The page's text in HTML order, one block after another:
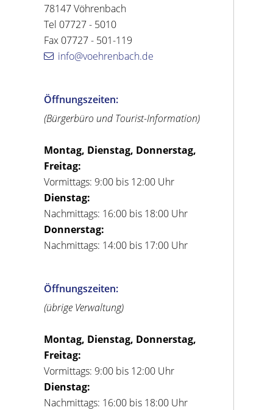
78147 Vöhrenbach
Tel 07727 - 5010
Fax 07727 - 501-119
info@voehrenbach.de
Öffnungszeiten:
(Bürgerbüro und Tourist-Information)
Montag, Dienstag, Donnerstag,
Freitag:
Vormittags: 9:00 bis 12:00 Uhr
Dienstag:
Nachmittags: 16:00 bis 18:00 Uhr
Donnerstag:
Nachmittags: 14:00 bis 17:00 Uhr
Öffnungszeiten:
(übrige Verwaltung)
Montag, Dienstag, Donnerstag,
Freitag:
Vormittags: 9:00 bis 12:00 Uhr
Dienstag:
Nachmittags: 16:00 bis 18:00 Uhr